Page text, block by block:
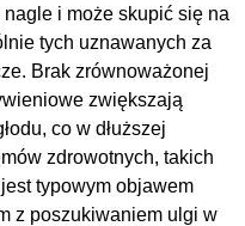
i może skupić się na
tych uznawanych za
Brak zrównoważonej
zwiększają
co w dłuższej
zdrowotnych, takich
typowym objawem
z poszukiwaniem ulgi w